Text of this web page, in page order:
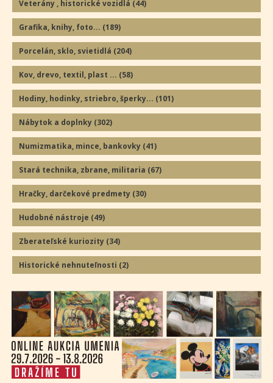
Veterány , historické vozidlá (44)
Grafika, knihy, foto... (189)
Porcelán, sklo, svietidlá (204)
Kov, drevo, textil, plast ... (58)
Hodiny, hodinky, striebro, šperky... (101)
Nábytok a doplnky (302)
Numizmatika, mince, bankovky (41)
Stará technika, zbrane, militaria (67)
Hračky, darčekové predmety (30)
Hudobné nástroje (49)
Zberateľské kuriozity (34)
Historické nehnuteľnosti (2)